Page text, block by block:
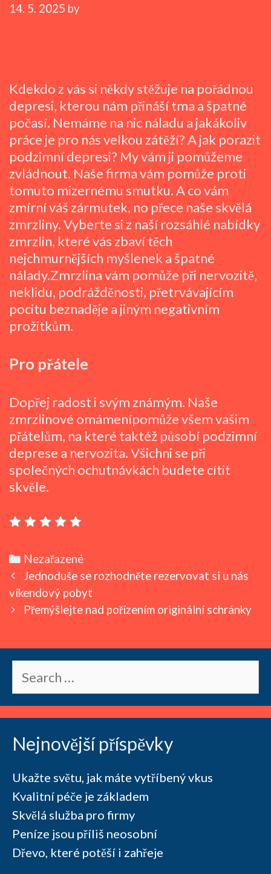
14. 5. 2025 by
Kdekdo z vás si někdy stěžuje na pořádnou
depresi, kterou nám přináší tma a špatné
počasí. Nemáme na nic náladu a jakákoliv
práce je pro nás velkou zátěží? A jak porazit
podzimní depresi? My vám ji pomůžeme
zvládnout. Naše firma vám pomůže proti
tomuto mizernému smutku. A co vám
zmírní váš zármutek, no přece naše skvělá
zmrzliny. Vyberte si z naší rozsáhlé nabídky
zmrzlin, které vás zbaví těch
nejchmurnějších myšlenek a špatné
nálady.Zmrzlina vám pomůže při nervozitě,
neklidu, podrážděnosti, přetrvávajícím
pocitu beznaděje a jiným negativním
prožitkům.
Pro přátele
Dopřej radost i svým známým. Naše
zmrzlinové omámenípomůže všem vašim
přátelům, na které taktéž působí podzimní
deprese a nervozita. Všichni se při
společných ochutnávkách budete cítit
skvěle.
Categories
Nezařazené
Post
navigation
Jednoduše se rozhodněte rezervovat si u nás
víkendový pobyt
Přemýšlejte nad pořízením originální schránky
for:
Nejnovější příspěvky
Ukažte světu, jak máte vytříbený vkus
Kvalitní péče je základem
Skvělá služba pro firmy
Peníze jsou příliš neosobní
Dřevo, které potěší i zahřeje